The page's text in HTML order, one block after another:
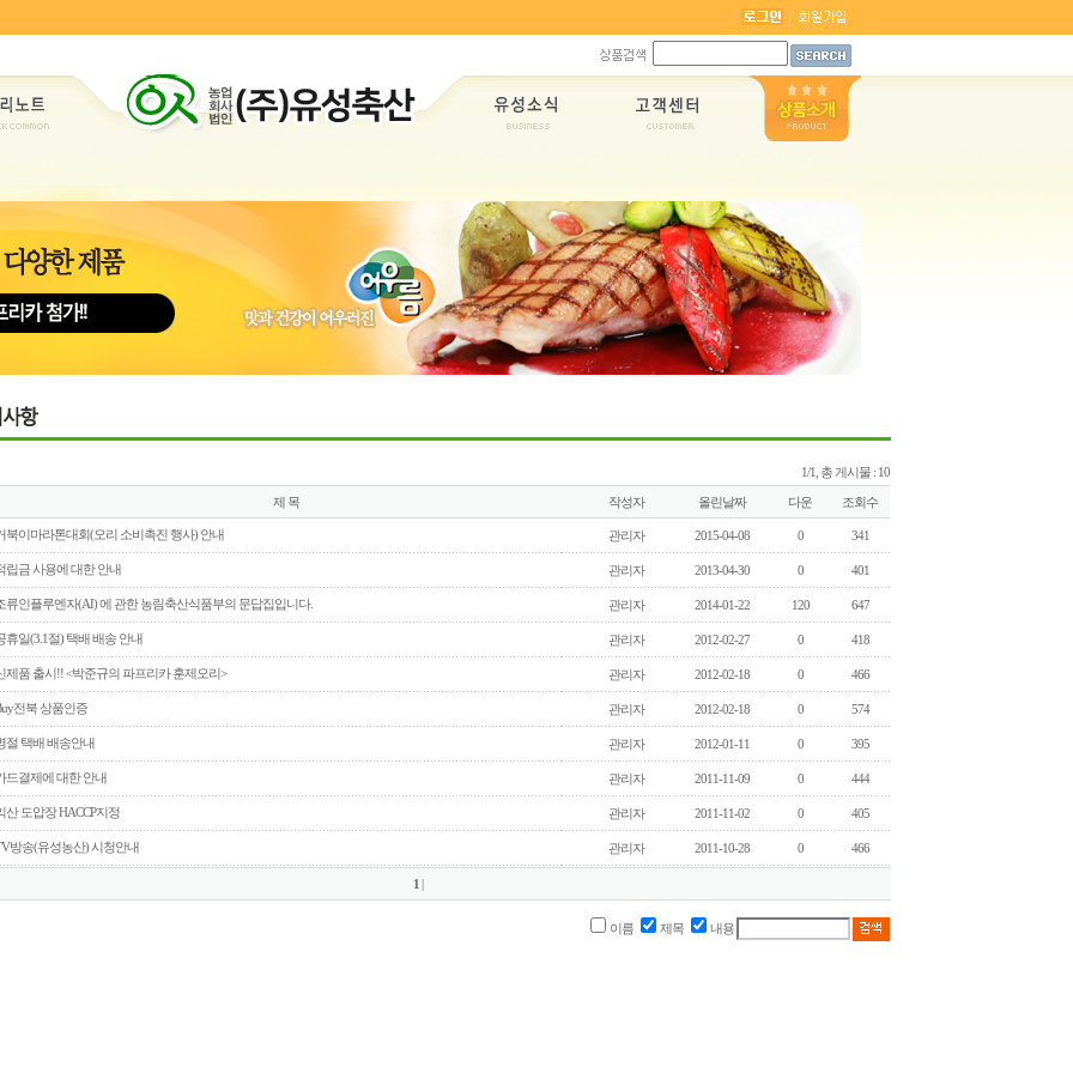
1/1, 총 게시물 : 10
제 목 작성자 올린날짜 다운 조회수
북이마라톤대회(오리 소비촉진 행사) 안내 관리자 2015-04-08 0 341
립금 사용에 대한 안내 관리자 2013-04-30 0 401
류인플루엔자(AI) 에 관한 농림축산식품부의 문답집입니다. 관리자 2014-01-22 120 647
휴일(3.1절) 택배 배송 안내 관리자 2012-02-27 0 418
제품 출시!! <박준규의 파프리카 훈제오리> 관리자 2012-02-18 0 466
전북 상품인증 관리자 2012-02-18 0 574
절 택배 배송안내 관리자 2012-01-11 0 395
드결제에 대한 안내 관리자 2011-11-09 0 444
산 도압장 HACCP지정 관리자 2011-11-02 0 405
방송(유성농산) 시청안내 관리자 2011-10-28 0 466
1 |
이름 제목 내용